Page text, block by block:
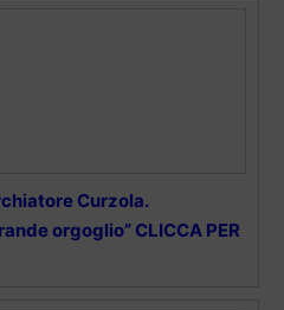
Curzola.
orgoglio” CLICCA PER